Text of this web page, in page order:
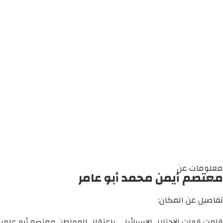
معلومات عن
معتصم أيمن محمد أبو عامر
تفاصيل عن المكان: